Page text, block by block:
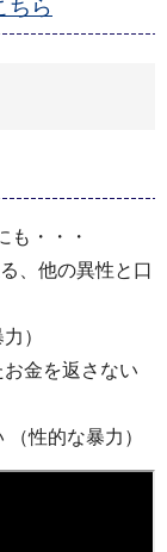
ちら
も・・・
、他の異性と口
）
金を返さない
性的な暴力）